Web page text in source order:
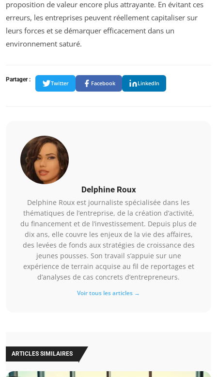
proposition de valeur encore plus attrayante. En évitant ces
erreurs, les entreprises peuvent réellement capitaliser sur
leurs forces et se démarquer efficacement dans un
environnement saturé.
Partager :
Twitter Facebook LinkedIn
Delphine Roux
Delphine Roux est journaliste spécialisée dans les
thématiques de l’entreprise, de la création d’activité,
du financement et de l’investissement. Depuis plus de
dix ans, elle couvre les enjeux de la vie des affaires,
des levées de fonds aux stratégies de croissance des
jeunes pousses. Son travail s’appuie sur une
expérience de terrain acquise au fil de reportages et
d’analyses de cas concrets d’entrepreneurs.
Voir tous les articles →
ARTICLES SIMILAIRES